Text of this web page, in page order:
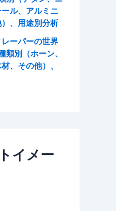
ル、アルミニ
、用途別分析
ーパーの世界
別（ホーン、
、その他）、
イメー